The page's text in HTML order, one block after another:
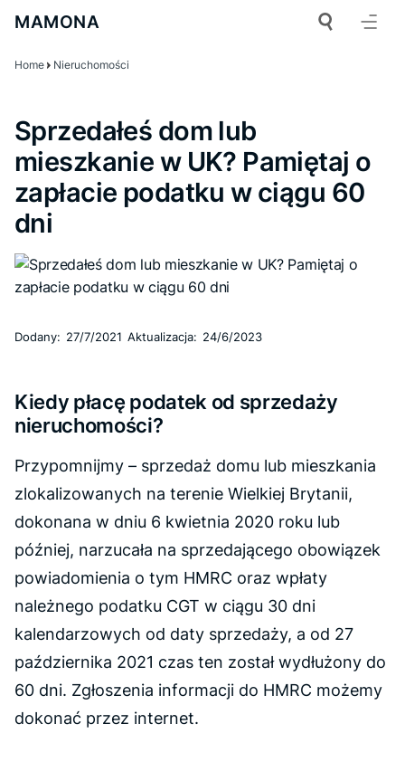
MAMONA
Home Nieruchomości
Sprzedałeś dom lub
mieszkanie w UK? Pamiętaj o
zapłacie podatku w ciągu 60
dni
Dodany: 27/7/2021 Aktualizacja: 24/6/2023
Kiedy płacę podatek od sprzedaży
nieruchomości?
Przypomnijmy – sprzedaż domu lub mieszkania
zlokalizowanych na terenie Wielkiej Brytanii,
dokonana w dniu 6 kwietnia 2020 roku lub
później, narzucała na sprzedającego obowiązek
powiadomienia o tym HMRC oraz wpłaty
należnego podatku CGT w ciągu 30 dni
kalendarzowych od daty sprzedaży, a od 27
października 2021 czas ten został wydłużony do
60 dni. Zgłoszenia informacji do HMRC możemy
dokonać przez internet.